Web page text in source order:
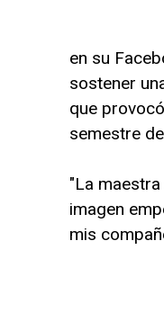
en su
sostener
que
semestre
"La
imagen
mis